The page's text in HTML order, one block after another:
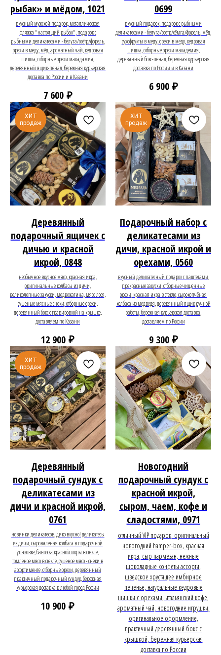
рыбак» и мёдом, 1021
вкусный мужской подарок, металлическая
фляжка "настоящий рыбак", подарок с
рыбными деликатесами - белуга/осётр/форель,
орехи в меду, мёд, ароматный чай, кедровая
шишка, отборные орехи макадамия,
деревянный ящик-пенал, бережная курьерская
доставка по России и в Казани
7 600 ₽
0699
вкусный подарок, подарок с рыбными
деликатесами - белуга/осётр/сёмга/форель, мёд,
сухофрукты в меду, орехи в меду, кедровая
шишка, отборные орехи макадемия,
деревянный бокс-пенал, бережная курьерская
доставка по России и в Казани
6 900 ₽
ХИТ
продаж
Деревянный
подарочный ящичек с
дичью и красной
икрой, 0848
необычное вкусное мясо, красная икра,
оригинальные колбасы из дичи,
великолепные закуски, медвежатина, мясо лося,
сушеные мясные снеки, отборные орехи,
деревянный бокс с гравировкой на крышке,
доставляем по Казани
12 900 ₽
ХИТ
продаж
Подарочный набор с
деликатесами из
дичи, красной икрой и
орехами, 0560
вкусный деликатесный подарок с паштетами,
прекрасные закуски, отборные чищенные
орехи, красная икра в стекле, сырокопчёная
колбаса из медведя, деревянный ящик ручной
работы, бережная курьерская доставка,
доставляем по России
9 300 ₽
ХИТ
продаж
Деревянный
подарочный сундук с
деликатесами из
дичи и красной икрой,
0761
новинки деликатесов, дико вкусно! деликатесы
из дичи, сыровяленая колбаса в подарочной
упаковке, баночка красной икры в стекле,
томленое мясо в стекле, сушеное мясо - снеки в
ассортименте, отборные орехи, деревянный
практичный подарочный сундук, бережная
курьерская доставка в любой город России
10 900 ₽
Новогодний
подарочный сундук с
красной икрой,
сыром, чаем, кофе и
сладостями, 0971
отличный VIP подарок, оригинальный
новогодний hamper-box, красная
икра, сыр пармезан, нежные
шоколадные конфеты ассорти,
шведское хрустящее имбирное
печенье, натуральные кедровые
шишки с орехами, итальянский кофе,
ароматный чай, новогодние игрушки,
оригинальное оформление,
практичный деревянный бокс с
крышкой, бережная курьерская
доставка по России